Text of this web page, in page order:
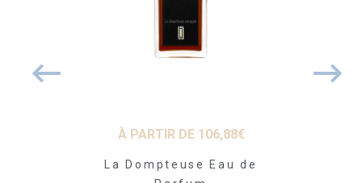
À PARTIR DE 106,88€
La Dompteuse Eau de